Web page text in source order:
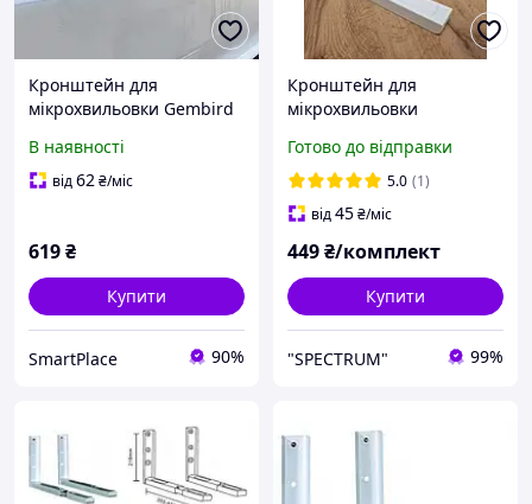
Кронштейн для
мікрохвильовки Gembird
В наявності
від62₴/міс
619₴
Купити
SmartPlace 90%
Кронштейн для
мiкрохвильовки
НВЧ SECTOR MC-01 W
Крiплення тримач
полиця пiдставка на стiну
Готово до відправки
5.0 (1)
від45₴/міс
449₴/комплект
Купити
"SPECTRUM" 99%